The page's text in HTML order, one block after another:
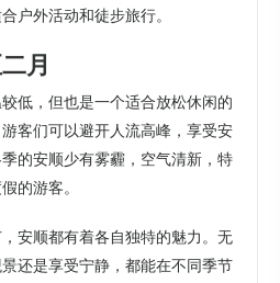
户外活动和徒步旅行。
月
低，但也是一个适合放松休闲的
客们可以避开人流高峰，享受安
的安顺少有雾霾，空气清新，特
的游客。
安顺都有着各自独特的魅力。无
还是享受宁静，都能在不同季节